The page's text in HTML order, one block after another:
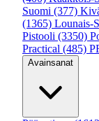
Suomi (377)
(1365) Lounais-
Pistooli (3350)
Practical (485)
Avainsanat